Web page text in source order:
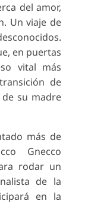
del amor,
Un viaje de
en puertas
vital más
de
su madre
más de
Gnecco
rodar un
de la
en la